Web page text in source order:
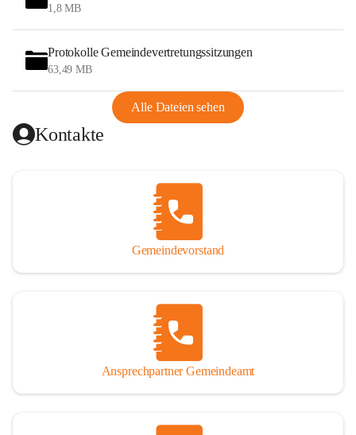
1,8 MB
Protokolle Gemeindevertretungssitzungen
63,49 MB
Alle Dateien sehen
Kontakte
Gemeindevorstand
Ansprechpartner Gemeindeamt